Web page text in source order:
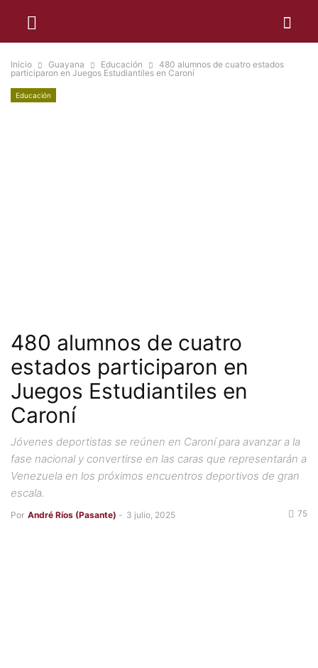
Inicio Guayana Educación
480 alumnos de cuatro estados
participaron en Juegos Estudiantiles en Caroní
Educación
480 alumnos de cuatro
estados participaron en
Juegos Estudiantiles en
Caroní
Jóvenes deportistas se reúnen en Caroní para avanzar a la
fase nacional y convertirse en las caras que representarán a
Venezuela en los próximos encuentros deportivos de gran
escala.
Por André Ríos (Pasante) - 3 julio, 2025 75